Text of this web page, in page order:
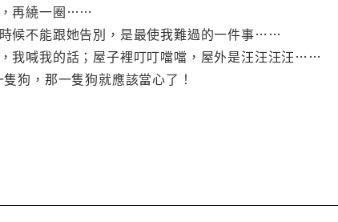
，再繞一圈……
候不能跟她告別，是最使我難過的一件事……
我喊我的話；屋子裡叮叮噹噹，屋外是汪汪汪汪……
狗，那一隻狗就應該當心了！